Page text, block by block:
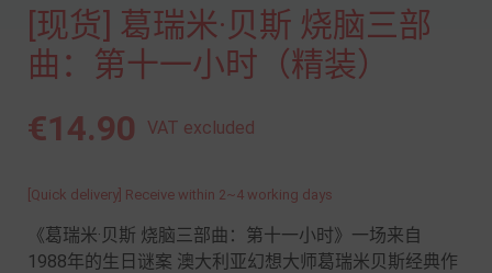
[现货] 葛瑞米·贝斯 烧脑三部
曲：第十一小时（精装）
€14.90 VAT excluded
[Quick delivery] Receive within 2~4 working days
《葛瑞米·贝斯 烧脑三部曲：第十一小时》一场来自
1988年的生日谜案 澳大利亚幻想大师葛瑞米贝斯经典作